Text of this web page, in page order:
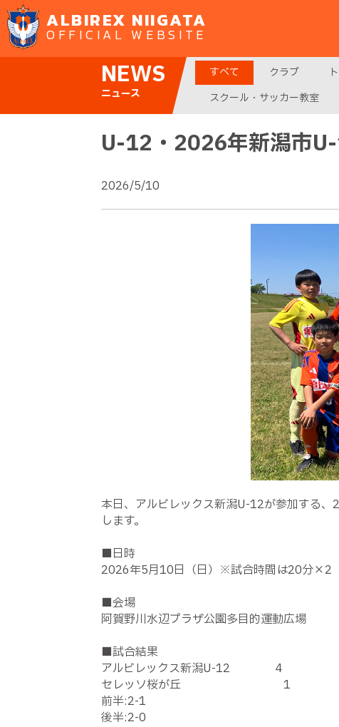
ALBIREX NIIGATA
OFFICIAL WEBSITE
NEWS
ニュース
すべて クラブ
スクール・サッカー教室
U-12・2026年新潟市
2026/5/10
本日、アルビレックス新潟U-12が参加する
します。
■日時
2026年5月10日（日）※試合時間は20分×2
■会場
阿賀野川水辺プラザ公園多目的運動広場
■試合結果
アルビレックス新潟U-12 4
セレッソ桜が丘 1
前半:2-1
後半:2-0